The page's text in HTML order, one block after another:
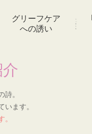
グリーフケア
への誘い
詩。
います。
。